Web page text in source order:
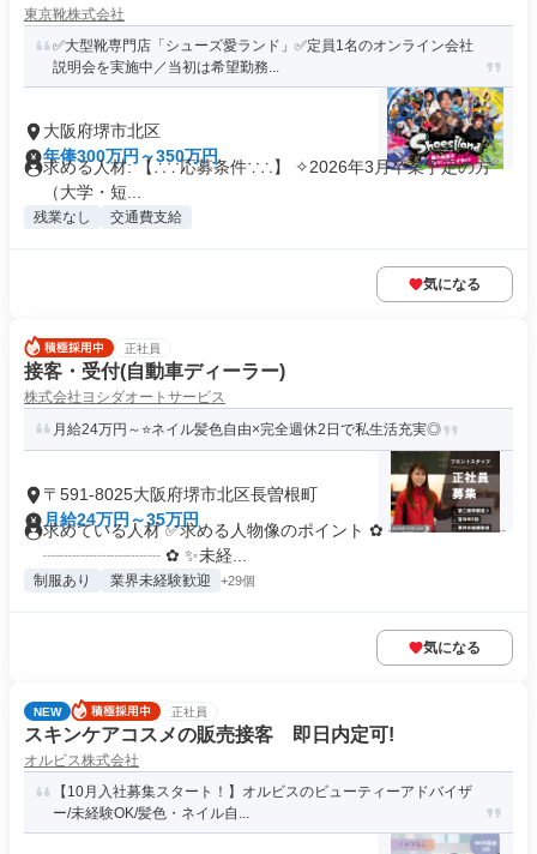
東京靴株式会社
✅大型靴専門店「シューズ愛ランド」✅定員1名のオンライン会社
説明会を実施中／当初は希望勤務...
大阪府堺市北区
年俸300万円～350万円
求める人材: 【∴∵応募条件∵∴】 ✧2026年3月卒業予定の方
（大学・短...
残業なし 交通費支給
気になる
正社員
接客・受付(自動車ディーラー)
株式会社ヨシダオートサービス
月給24万円～⭐ネイル髪色自由×完全週休2日で私生活充実◎
〒591-8025大阪府堺市北区長曽根町
月給24万円～35万円
求めている人材 ✅求める人物像のポイント ✿ ┈┈┈┈┈┈┈
┈┈┈┈┈┈┈ ✿ ✨未経...
制服あり 業界未経験歓迎 +29個
気になる
NEW 正社員
スキンケアコスメの販売接客 即日内定可!
オルビス株式会社
【10月入社募集スタート！】オルビスのビューティーアドバイザ
ー/未経験OK/髪色・ネイル自...